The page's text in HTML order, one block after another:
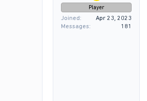
Player
Joined
Apr 23, 2023
Messages
181